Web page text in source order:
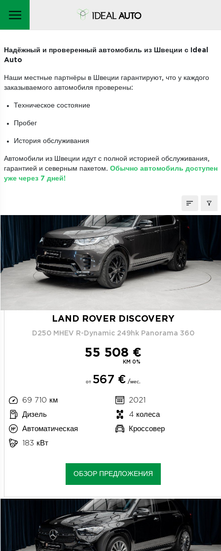
АВТОМОБИЛИ НА ЗАКАЗ
Надёжный и проверенный автомобиль из Швеции с Ideal
Auto
Наши местные партнёры в Швеции гарантируют, что у каждого
заказываемого автомобиля проверены:
Техническое состояние
Пробег
История обслуживания
Автомобили из Швеции идут с полной историей обслуживания,
гарантией и северным пакетом. Обычно автомобиль доступен
уже через 7 дней!
LAND ROVER DISCOVERY
D250 MHEV R-Dynamic 249hk Panorama 360
55 508 €
KM 0%
от 567 € /мес.
69 710 км
2021
Дизель
4 колеса
Автоматическая
Кроссовер
183 кВт
ОБЗОР ПРЕДЛОЖЕНИЯ